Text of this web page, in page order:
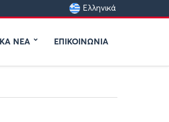
Ελληνικά
ΝΈΑ ΕΠΙΚΟΙΝΩΝΙΑ